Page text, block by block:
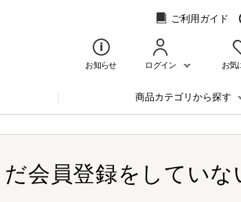
ご利用ガイド
お知らせ ログイン お気
商品カテゴリから探す
だ会員登録をしていな